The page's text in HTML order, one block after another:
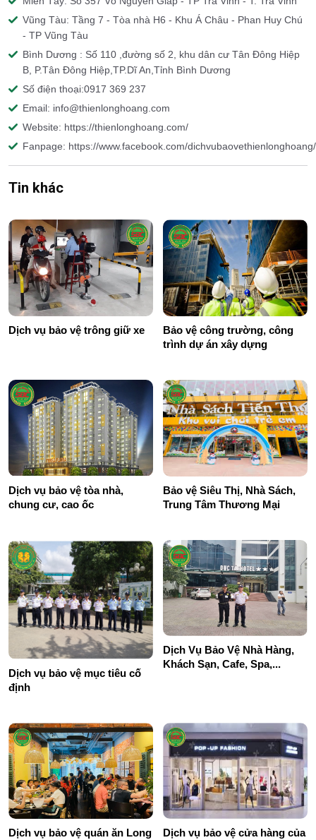
Vũng Tàu: Tầng 7 - Tòa nhà H6 - Khu Á Châu - Phan Huy Chú
- TP Vũng Tàu
Bình Dương : Số 110 ,đường số 2, khu dân cư Tân Đông Hiệp
B, P.Tân Đông Hiệp,TP.Dĩ An,Tỉnh Bình Dương
Số điện thoại:0917 369 237
Email: info@thienlonghoang.com
Website: https://thienlonghoang.com/
Fanpage: https://www.facebook.com/dichvubaovethienlonghoang/
Tin khác
Dịch vụ bảo vệ trông giữ xe
Bảo vệ công trường, công
trình dự án xây dựng
Dịch vụ bảo vệ tòa nhà,
chung cư, cao ốc
Bảo vệ Siêu Thị, Nhà Sách,
Trung Tâm Thương Mại
Dịch vụ bảo vệ mục tiêu cố
định
Dịch Vụ Bảo Vệ Nhà Hàng,
Khách Sạn, Cafe, Spa,...
Dịch vụ bảo vệ quán ăn Long
Dịch vụ bảo vệ cửa hàng của